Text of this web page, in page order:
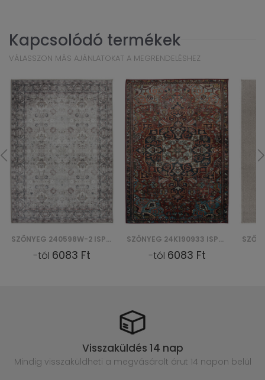
Kapcsolódó termékek
VÁLASSZON MÁS AJÁNLATOKAT A MEGRENDELÉSHEZ
SZŐNYEG 240598W-2 ISPAHAN PRINT
-tól 6083 Ft
SZŐNYEG 24K190933 ISPAHAN PRINT
-tól 6083 Ft
Visszaküldés 14 nap
Mindig visszaküldheti a megvásárolt árut 14 napon belül